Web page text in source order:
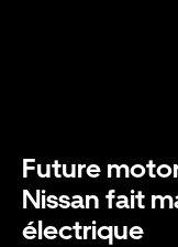
Future
Nissan fait
électrique